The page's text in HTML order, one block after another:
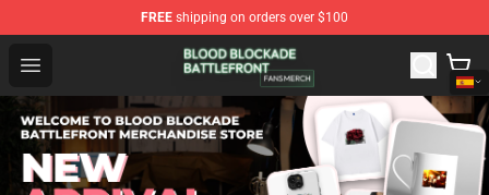
FREE shipping on orders over $100
Open menu
Blood Blockade Battlefront Shop - Official Blood